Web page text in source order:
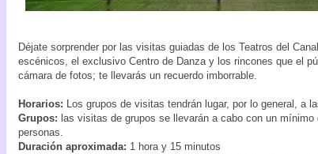
Déjate sorprender por las visitas guiadas de los Teatros del
escénicos, el exclusivo Centro de Danza y los rincones que el
cámara de fotos; te llevarás un recuerdo imborrable.
Horarios: Los grupos de visitas tendrán lugar, por lo general, a
Grupos: las visitas de grupos se llevarán a cabo con un
personas.
Duración aproximada: 1 hora y 15 minutos